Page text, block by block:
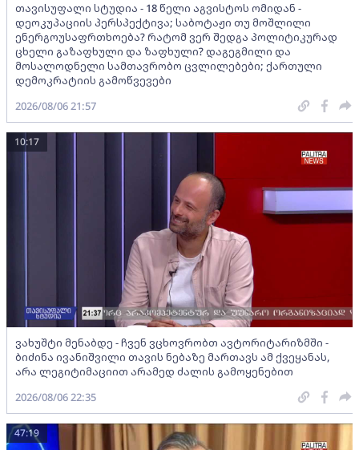
თავისუფალი სტუდია - 18 წელი აგვისტოს ომიდან -
დეოკუპაციის პერსპექტივა; საბოტაჟი თუ მოშლილი
ენერგოუსაფრთხოება? რატომ ვერ შედგა პოლიტიკურად
ცხელი გაზაფხული და ზაფხული? დაგეგმილი და
მოსალოდნელი სამთავრობო ცვლილებები; ქართული
დემოკრატიის გამოწვევები
2026/08/06 21:57
ვახუშტი მენაბდე - ჩვენ ვცხოვრობთ ავტორიტარიზმში -
ბიძინა ივანიშვილი თავის ნებაზე მართავს ამ ქვეყანას,
არა ლეგიტიმაციით არამედ ძალის გამოყენებით
10:17
2026/08/06 22:35
47:19